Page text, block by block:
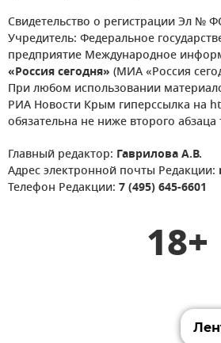
Свидетельство о регистрации Эл №
Учредитель: Федеральное
предприятие Международное
«Россия сегодня» (МИА «Россия
При любом использовании
РИА Новости Крым гиперссылка на
обязательна не ниже второго абзаца
Главный редактор: Гаврилова А.В.
Адрес электронной почты Редакции:
Телефон Редакции: 7 (495) 645-6601
18+